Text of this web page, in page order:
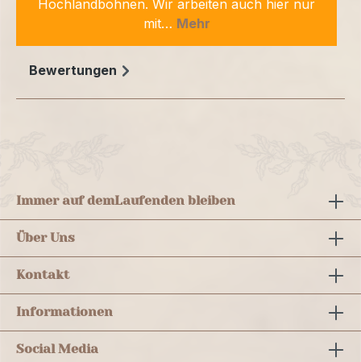
Hochlandbohnen. Wir arbeiten auch hier nur
mit… Mehr
Bewertungen
Immer auf demLaufenden bleiben
Über Uns
Kontakt
Informationen
Social Media